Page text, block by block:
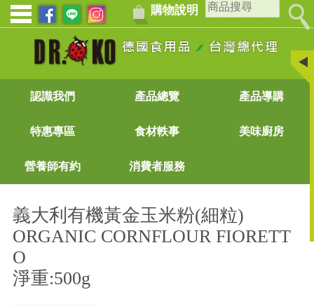
購物說明
認識我們 產品總覽 產品導購
特惠專區 食材軼事 美味廚房
營養師有約 消費者服務
義大利有機黃金玉米粉(細粒)
ORGANIC CORNFLOUR FIORETT
O
淨重:500g